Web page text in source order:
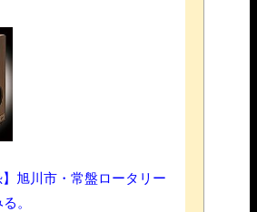
】旭川市・常盤ロータリー
。